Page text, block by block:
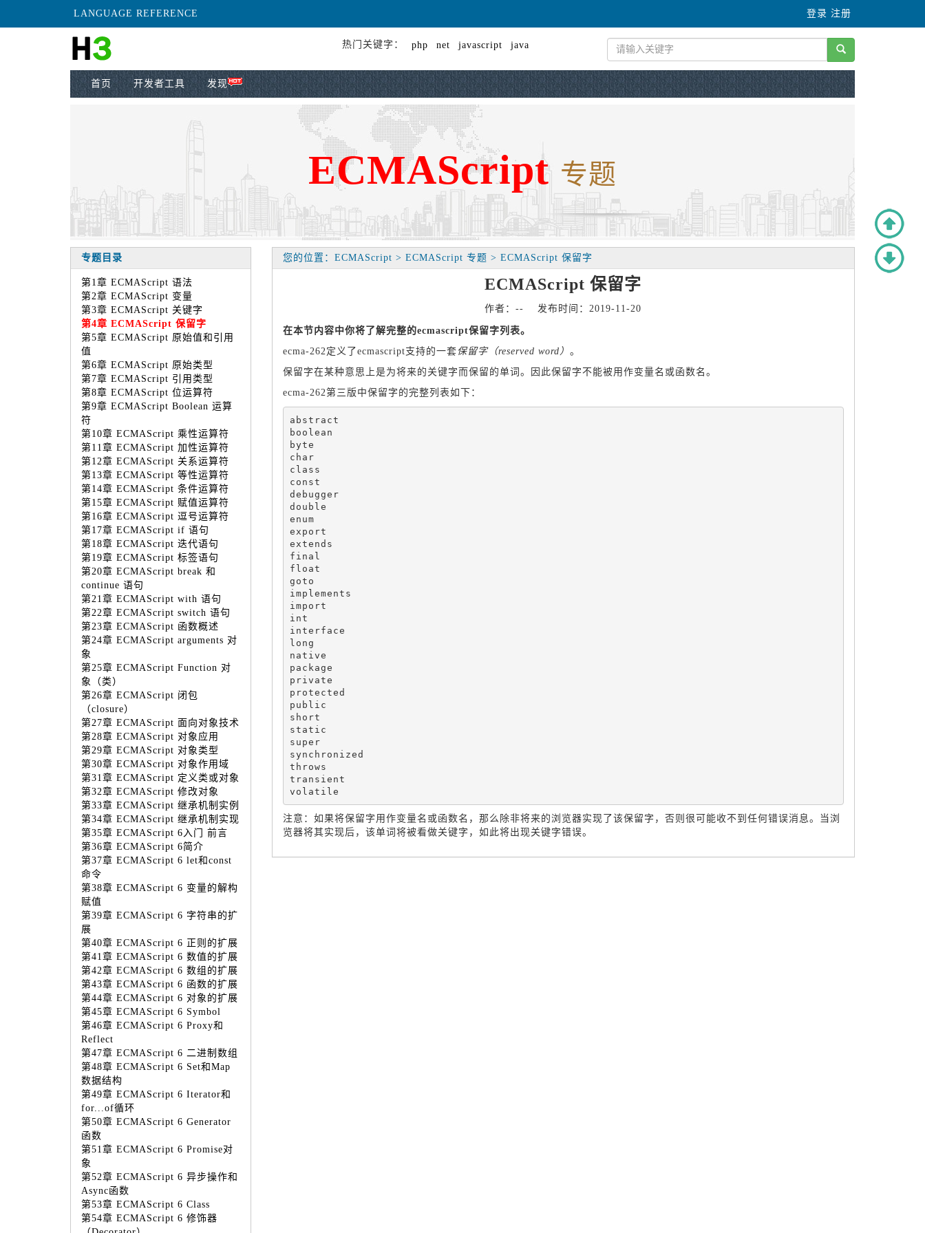
LANGUAGE REFERENCE 登录 注册
热门关键字： php net javascript java
首页 开发者工具 发现
ECMAScript 专题
专题目录
第1章 ECMAScript 语法
第2章 ECMAScript 变量
第3章 ECMAScript 关键字
第4章 ECMAScript 保留字
第5章 ECMAScript 原始值和引用
值
第6章 ECMAScript 原始类型
第7章 ECMAScript 引用类型
第8章 ECMAScript 位运算符
第9章 ECMAScript Boolean 运算
符
第10章 ECMAScript 乘性运算符
第11章 ECMAScript 加性运算符
第12章 ECMAScript 关系运算符
第13章 ECMAScript 等性运算符
第14章 ECMAScript 条件运算符
第15章 ECMAScript 赋值运算符
第16章 ECMAScript 逗号运算符
第17章 ECMAScript if 语句
第18章 ECMAScript 迭代语句
第19章 ECMAScript 标签语句
第20章 ECMAScript break 和
continue 语句
第21章 ECMAScript with 语句
第22章 ECMAScript switch 语句
第23章 ECMAScript 函数概述
第24章 ECMAScript arguments 对
象
第25章 ECMAScript Function 对
象（类）
第26章 ECMAScript 闭包
（closure）
第27章 ECMAScript 面向对象技术
第28章 ECMAScript 对象应用
第29章 ECMAScript 对象类型
第30章 ECMAScript 对象作用域
第31章 ECMAScript 定义类或对象
第32章 ECMAScript 修改对象
第33章 ECMAScript 继承机制实例
第34章 ECMAScript 继承机制实现
第35章 ECMAScript 6入门 前言
第36章 ECMAScript 6简介
第37章 ECMAScript 6 let和const
命令
第38章 ECMAScript 6 变量的解构
赋值
第39章 ECMAScript 6 字符串的扩
展
第40章 ECMAScript 6 正则的扩展
第41章 ECMAScript 6 数值的扩展
第42章 ECMAScript 6 数组的扩展
第43章 ECMAScript 6 函数的扩展
第44章 ECMAScript 6 对象的扩展
第45章 ECMAScript 6 Symbol
第46章 ECMAScript 6 Proxy和
Reflect
第47章 ECMAScript 6 二进制数组
第48章 ECMAScript 6 Set和Map
数据结构
第49章 ECMAScript 6 Iterator和
for...of循环
第50章 ECMAScript 6 Generator
函数
第51章 ECMAScript 6 Promise对
象
第52章 ECMAScript 6 异步操作和
Async函数
第53章 ECMAScript 6 Class
第54章 ECMAScript 6 修饰器
您的位置：ECMAScript > ECMAScript 专题 > ECMAScript 保留字
ECMAScript 保留字
作者：-- 发布时间：2019-11-20
在本节内容中你将了解完整的ecmascript保留字列表。
ecma-262定义了ecmascript支持的一套 保留字（reserved word） 。
保留字在某种意思上是为将来的关键字而保留的单词。因此保留字不能被用作变量名或函数名。
ecma-262第三版中保留字的完整列表如下：
abstract
boolean
byte
char
class
const
debugger
double
enum
export
extends
final
float
goto
implements
import
int
interface
long
native
package
private
protected
public
short
static
super
synchronized
throws
transient
volatile
注意： 如果将保留字用作变量名或函数名，那么除非将来的浏览器实现了该保留字，否则很可能收不到任何错误消息。当浏
览器将其实现后，该单词将被看做关键字，如此将出现关键字错误。